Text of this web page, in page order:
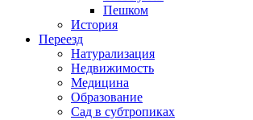
Пешком
История
Переезд
Натурализация
Недвижимость
Медицина
Образование
Сад в субтропиках